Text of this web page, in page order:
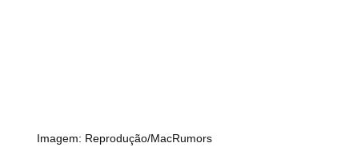
Imagem: Reprodução/MacRumors